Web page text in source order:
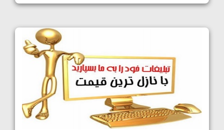
1405/05/09
کشتی فرنگی نوجوانان جهان؛ سکوی تیمی
سوم برای ایران
1405/05/07
ایران چشم به راه چهار مدال در پنج وزن دوم
کشتی فرنگی نوجوانان جهان